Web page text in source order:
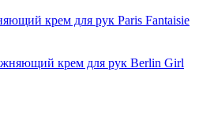
крем для рук Paris Fantaisie